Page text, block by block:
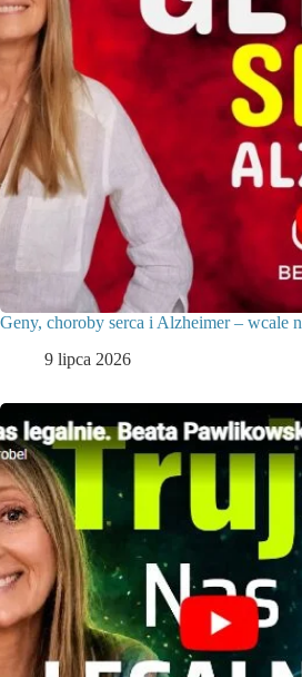
Geny, choroby serca i Alzheimer – wcale
9 lipca 2026